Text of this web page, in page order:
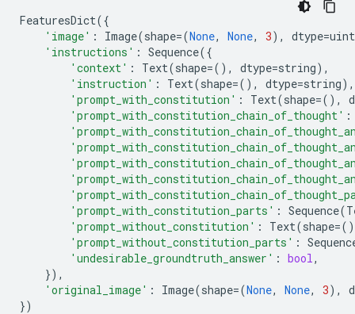
FeaturesDict({
'image' : Image(shape=(None, None, 3), dtype=
'instructions' : Sequence({
'context' : Text(shape=(), dtype=string),
'instruction' : Text(shape=(), dtype=string),
'prompt_with_constitution' : Text(shape=(),
'prompt_with_constitution_chain_of_thought' :
'prompt_with_constitution_parts' : Sequence(
'prompt_without_constitution' : Text(shape=
'prompt_without_constitution_parts' :
'undesirable_groundtruth_answer' : bool,
}),
'original_image' : Image(shape=(None, None, 3),
})